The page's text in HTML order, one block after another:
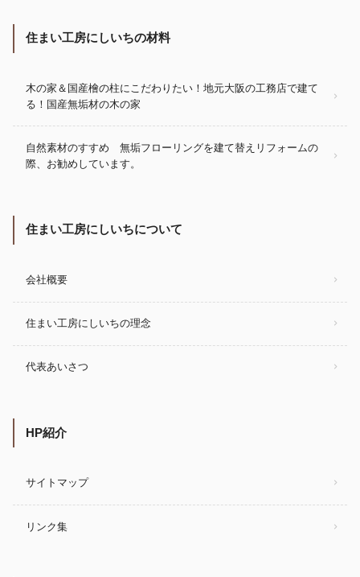
住まい工房にしいちの材料
木の家＆国産檜の柱にこだわりたい！地元大阪の工務店で建て
る！国産無垢材の木の家
自然素材のすすめ 無垢フローリングを建て替えリフォームの
際、お勧めしています。
住まい工房にしいちについて
会社概要
住まい工房にしいちの理念
代表あいさつ
HP紹介
サイトマップ
リンク集